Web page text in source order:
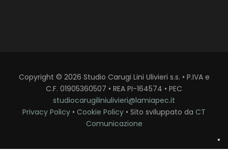
Copyright © 2026 Studio Carugi Lini Ulivieri s.s. • P.IVA e
C.F. 01905360507 • REA PI-164574 • PEC
studiocarugiliniulivieri@lamiapec.it
Privacy Policy • Cookie Policy • Sito sviluppato da CT
Comunicazione